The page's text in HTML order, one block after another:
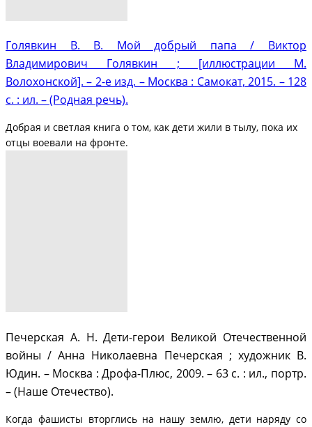
Голявкин В. В. Мой добрый папа / Виктор
Владимирович Голявкин ; [иллюстрации М.
Волохонской]. – 2-е изд. – Москва : Самокат, 2015. – 128
с. : ил. – (Родная речь).
Добрая и светлая книга о том, как дети жили в тылу, пока их
отцы воевали на фронте.
Печерская А. Н. Дети-герои Великой Отечественной
войны / Анна Николаевна Печерская ; художник В.
Юдин. – Москва : Дрофа-Плюс, 2009. – 63 с. : ил., портр.
– (Наше Отечество).
Когда фашисты вторглись на нашу землю, дети наряду со